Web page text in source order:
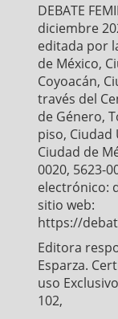
k
DEBATE
diciembre
editada por
de México,
Coyoacán,
través del
de Género,
piso, Ciudad
Ciudad de
0020, 5623-
electrónico:
sitio web:
https://
Editora
Esparza.
uso
102,